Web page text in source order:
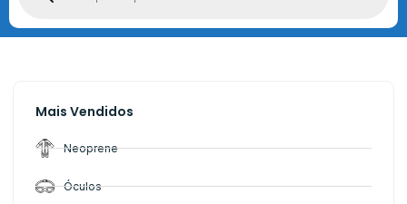
Mais Vendidos
Neoprene
Óculos